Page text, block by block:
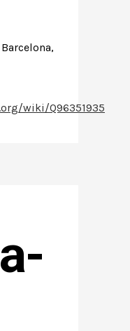
wiki/Q96351935